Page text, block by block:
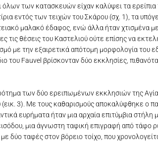
των κατασκευών είχαν καλύψει τα
εντός των τειχών του Σκάρου (σχ. 1), τα
μαλακό έδαφος, ενώ άλλα ήταν χτισμένα
θέσεις του Καστελιού ούτε επίσης να
την εξαιρετικά απότομη μορφολογία του
Fauvel βρίσκονταν δύο εκκλησίες,
των δύο ερειπωμένων εκκλησιών της
3). Με τους καθαρισμούς αποκαλύφθηκε ο
ευρήματα ήταν μια αρχαία επιτύμβια
μια άγνωστη ταφική επιγραφή από τάφο
δύο ταφές στον βόρειο τοίχο, που